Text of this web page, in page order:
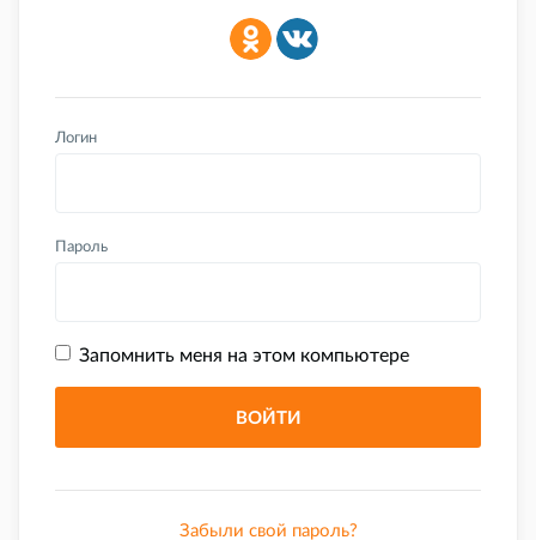
Логин
Пароль
Запомнить меня на этом компьютере
Забыли свой пароль?